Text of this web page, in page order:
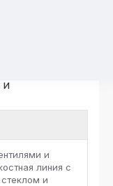
не
и
и
линия с
и